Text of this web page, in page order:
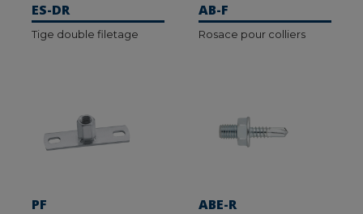
ES-DR
Tige double filetage
AB-F
Rosace pour colliers
PF ABE-R